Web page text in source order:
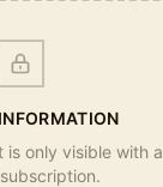
is only visible with a